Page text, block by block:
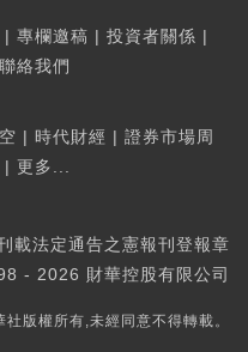
| 專欄邀稿 | 投資者關係 |
聯絡我們
| 時代財經 | 證券市場周
| 更多...
載法定通告之憲報刊登報章
- 2026 財華控股有限公司
社版權所有,未經同意不得轉載。